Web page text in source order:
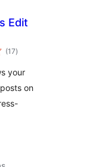
Edit
(17total
de
)
your
on